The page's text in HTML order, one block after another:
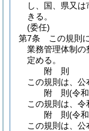
し、国、県又
きる。
(委任)
第7条
この規則
業務管理体制の
定める。
附 則
この規則は、公
附 則(令
この規則は、令
附 則(令
この規則は、公